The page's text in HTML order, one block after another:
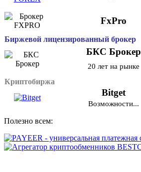
FxPro
Биржевой лицензированный брокер
БКС Брокер
20 лет на рынке
Криптобиржа
Bitget
Возможности...
Полезно всем: